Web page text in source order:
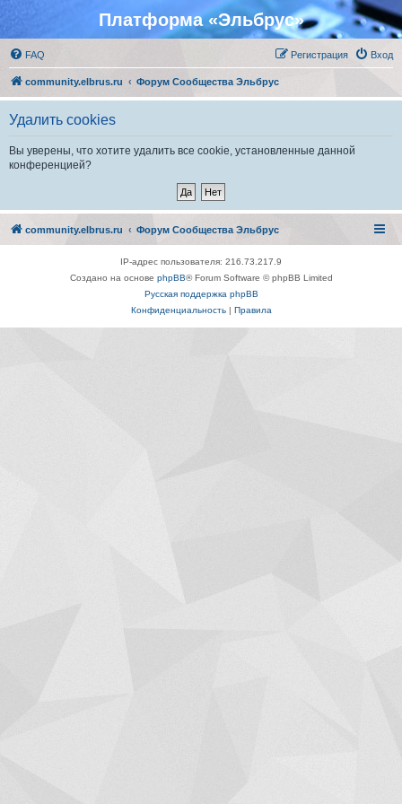
Платформа «Эльбрус»
FAQ Вход
Регистрация
community.elbrus.ru Форум Сообщества Эльбрус
Удалить cookies
Вы уверены, что хотите удалить все cookie, установленные данной
конференцией?
community.elbrus.ru Форум Сообщества Эльбрус
IP-адрес пользователя: 216.73.217.9
Создано на основе phpBB® Forum Software © phpBB Limited
Русская поддержка phpBB
Конфиденциальность| Правила